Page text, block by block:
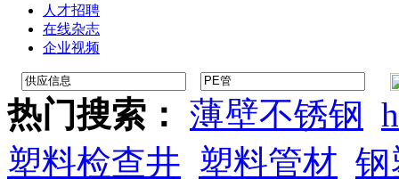
人才招聘
在线杂志
企业视频
热门搜索： 薄壁不锈钢
塑料检查井 塑料管材 钢